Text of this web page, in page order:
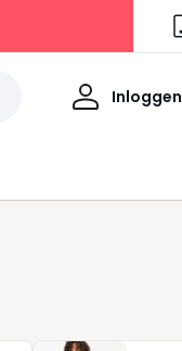
Inloggen
Mijn